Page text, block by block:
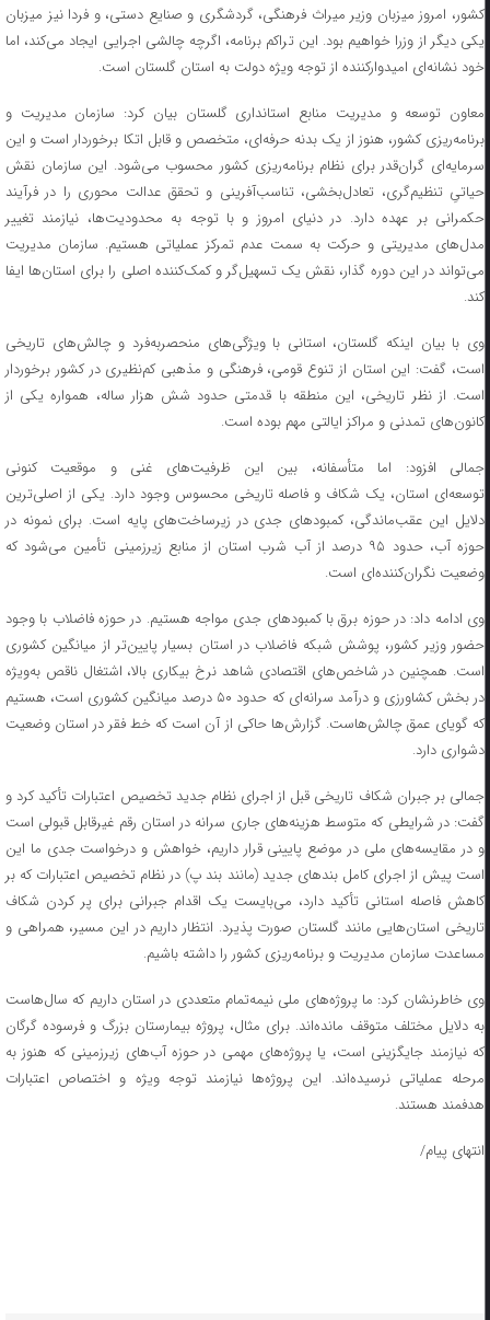
کشور، امروز میزبان وزیر میراث فرهنگی، گردشگری و صنایع دستی، و فردا نیز میزبان
یکی دیگر از وزرا خواهیم بود. این تراکم برنامه، اگرچه چالشی اجرایی ایجاد می‌کند، اما
خود نشانه‌ای امیدوارکننده از توجه ویژه دولت به استان گلستان است.
معاون توسعه و مدیریت منابع استانداری گلستان بیان کرد: سازمان مدیریت و
برنامه‌ریزی کشور، هنوز از یک بدنه حرفه‌ای، متخصص و قابل اتکا برخوردار است و این
سرمایه‌ای گران‌قدر برای نظام برنامه‌ریزی کشور محسوب می‌شود. این سازمان نقش
حیاتیِ تنظیم‌گری، تعادل‌بخشی، تناسب‌آفرینی و تحقق عدالت محوری را در فرآیند
حکمرانی بر عهده دارد. در دنیای امروز و با توجه به محدودیت‌ها، نیازمند تغییر
مدل‌های مدیریتی و حرکت به سمت عدم تمرکز عملیاتی هستیم. سازمان مدیریت
می‌تواند در این دوره گذار، نقش یک تسهیل‌گر و کمک‌کننده اصلی را برای استان‌ها ایفا
کند.
وی با بیان اینکه گلستان، استانی با ویژگی‌های منحصربه‌فرد و چالش‌های تاریخی
است، گفت: این استان از تنوع قومی، فرهنگی و مذهبی کم‌نظیری در کشور برخوردار
است. از نظر تاریخی، این منطقه با قدمتی حدود شش هزار ساله، همواره یکی از
کانون‌های تمدنی و مراکز ایالتی مهم بوده است.
جمالی افزود: اما متأسفانه، بین این ظرفیت‌های غنی و موقعیت کنونی
توسعه‌ای استان، یک شکاف و فاصله تاریخی محسوس وجود دارد. یکی از اصلی‌ترین
دلایل این عقب‌ماندگی، کمبودهای جدی در زیرساخت‌های پایه است. برای نمونه در
حوزه آب، حدود ۹۵ درصد از آب شرب استان از منابع زیرزمینی تأمین می‌شود که
وضعیت نگران‌کننده‌ای است.
وی ادامه داد: در حوزه برق با کمبودهای جدی مواجه هستیم. در حوزه فاضلاب با وجود
حضور وزیر کشور، پوشش شبکه فاضلاب در استان بسیار پایین‌تر از میانگین کشوری
است. همچنین در شاخص‌های اقتصادی شاهد نرخ بیکاری بالا، اشتغال ناقص به‌ویژه
در بخش کشاورزی و درآمد سرانه‌ای که حدود ۵۰ درصد میانگین کشوری است، هستیم
که گویای عمق چالش‌هاست. گزارش‌ها حاکی از آن است که خط فقر در استان وضعیت
دشواری دارد.
جمالی بر جبران شکاف تاریخی قبل از اجرای نظام جدید تخصیص اعتبارات تأکید کرد و
گفت: در شرایطی که متوسط هزینه‌های جاری سرانه در استان رقم غیرقابل قبولی است
و در مقایسه‌های ملی در موضع پایینی قرار داریم، خواهش و درخواست جدی ما این
است پیش از اجرای کامل بندهای جدید (مانند بند پ) در نظام تخصیص اعتبارات که بر
کاهش فاصله استانی تأکید دارد، می‌بایست یک اقدام جبرانی برای پر کردن شکاف
تاریخی استان‌هایی مانند گلستان صورت پذیرد. انتظار داریم در این مسیر، همراهی و
مساعدت سازمان مدیریت و برنامه‌ریزی کشور را داشته باشیم.
وی خاطرنشان کرد: ما پروژه‌های ملی نیمه‌تمام متعددی در استان داریم که سال‌هاست
به دلایل مختلف متوقف مانده‌اند. برای مثال، پروژه بیمارستان بزرگ و فرسوده گرگان
که نیازمند جایگزینی است، یا پروژه‌های مهمی در حوزه آب‌های زیرزمینی که هنوز به
مرحله عملیاتی نرسیده‌اند. این پروژه‌ها نیازمند توجه ویژه و اختصاص اعتبارات
هدفمند هستند.
انتهای پیام/